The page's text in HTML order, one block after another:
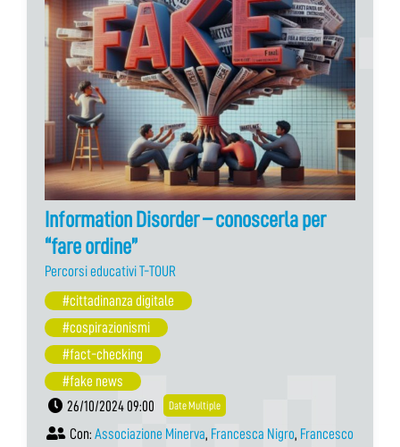
Information Disorder – conoscerla per
“fare ordine”
Percorsi educativi T-TOUR
#cittadinanza digitale
#cospirazionismi
#fact-checking
#fake news
26/10/2024 09:00
Date Multiple
Con: Associazione Minerva, Francesca Nigro, Francesco